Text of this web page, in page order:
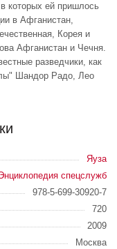
которых ей пришлось
в Афганистан,
Корея и
Афганистан и Чечня.
разведчики, как
Шандор Радо, Лео
Яуза
спецслужб
978-5-699-30920-7
720
2009
Москва